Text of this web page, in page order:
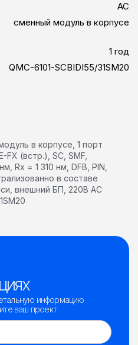
AC
сменный модуль в корпусе
1 год
QMC-6101-SCBIDI55/31SM20
в корпусе, 1 порт
FX (встр.), SC, SMF,
Rx = 1 310 нм, DFB, PIN,
в составе
внешний БП, 220В AC
информацию
ваш проект